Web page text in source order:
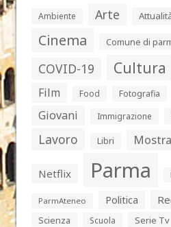
Ambiente Arte
Cinema Comune di
COVID-19 Cultura
Film Food Fotografia
Giovani Immigrazione
Lavoro Libri Mostra
Netflix Parma
ParmAteneo Politica
Scienza
Scuola Serie Tv